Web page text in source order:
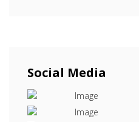
Social Media